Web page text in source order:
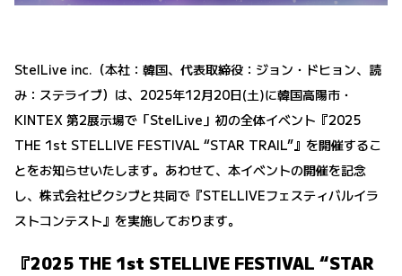
StelLive inc.（本社：韓国、代表取締役：ジョン・ドヒョン、読
み：ステライブ）は、2025年12月20日(土)に韓国高陽市・
KINTEX 第2展示場で「StelLive」初の全体イベント『2025
THE 1st STELLIVE FESTIVAL “STAR TRAIL”』を開催するこ
とをお知らせいたします。あわせて、本イベントの開催を記念
し、株式会社ピクシブと共同で『STELLIVEフェスティバルイラ
ストコンテスト』を実施しております。
『2025 THE 1st STELLIVE FESTIVAL “STAR